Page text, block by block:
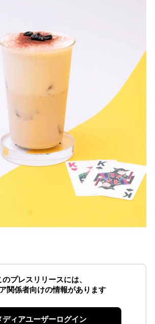
のプレスリリースには、
関係者向けの情報があります
ディアユーザーログイン